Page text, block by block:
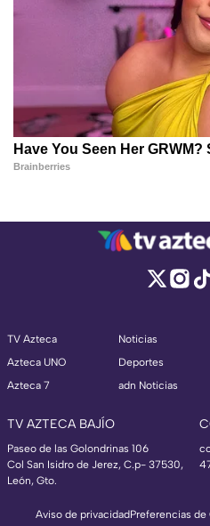
TV Azteca
Azteca UNO
Azteca 7
Noticias
Deportes
adn Noticias
TV AZTECA BAJÍO
Paseo de las Golondrinas 106
Col San Isidro de Jerez, C.p- 37530,
León, Gto.
Aviso de privacidadPreferencias de